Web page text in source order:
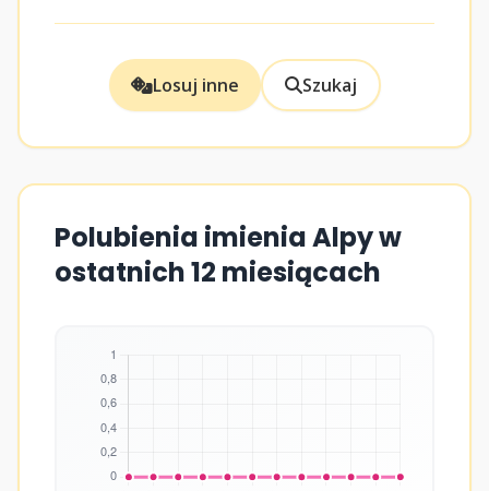
Losuj inne Szukaj
Polubienia imienia Alpy w
ostatnich 12 miesiącach